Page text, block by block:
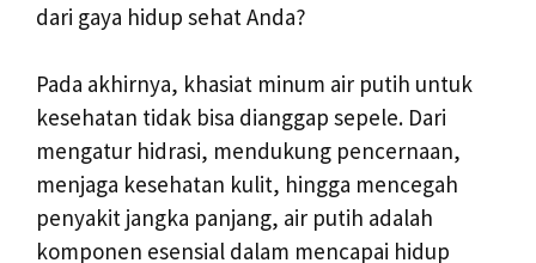
dari gaya hidup sehat Anda?
Pada akhirnya, khasiat minum air putih untuk
kesehatan tidak bisa dianggap sepele. Dari
mengatur hidrasi, mendukung pencernaan,
menjaga kesehatan kulit, hingga mencegah
penyakit jangka panjang, air putih adalah
komponen esensial dalam mencapai hidup